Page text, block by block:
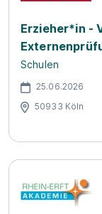
Erzieher*in -
Schulen
25.06.2026
50933 Köln